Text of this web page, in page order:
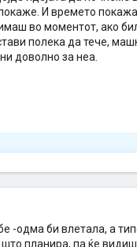
И времето
во моментот, ако
полека да тече,
доволно за неа.
-одма би влетала, а
планира, па ќе видиш.